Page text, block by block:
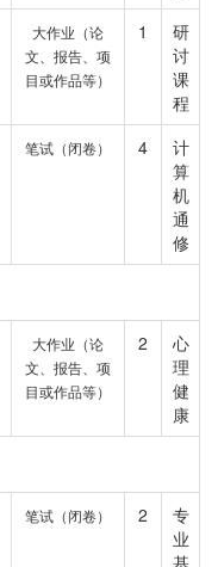
大作业（论
文、报告、项
目或作品等）
1
研
讨
课
程
笔试（闭卷） 4
计
算
机
通
修
大作业（论
文、报告、项
目或作品等）
2
心
理
健
康
笔试（闭卷） 2
专
业
基